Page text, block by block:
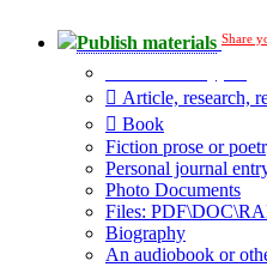
Publish materials Share
Article, research,
Book
Fiction prose or
Personal journal
Photo Documents
Files:
Biography
An audiobook or